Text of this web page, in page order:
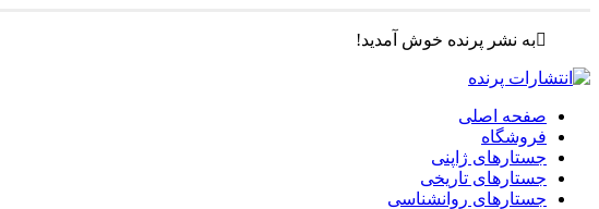
به نشر پرنده خوش آمدید!
صفحه اصلی
فروشگاه
جستارهای ژاپنی
جستارهای تاریخی
جستارهای روانشناسی